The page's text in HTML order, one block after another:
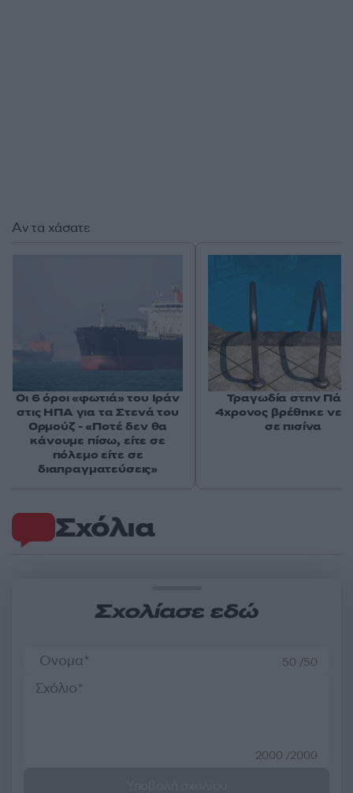
Σχόλια
Σχολίασε εδώ
50 /50
2000 /2000
Αν τα χάσατε
Οι 6 όροι «φωτιά» του Ιράν
στις ΗΠΑ για τα Στενά του
Ορμούζ - «Ποτέ δεν θα
κάνουμε πίσω, είτε σε
πόλεμο είτε σε
διαπραγματεύσεις»
Τραγωδία στην
4χρονος βρέθηκε
σε πισίνα